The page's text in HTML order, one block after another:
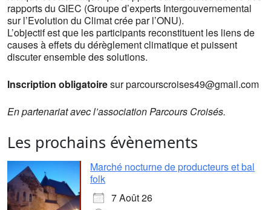
rapports du GIEC (Groupe d’experts Intergouvernemental
sur l’Evolution du Climat crée par l’ONU).
L’objectif est que les participants reconstituent les liens de
causes à effets du dérèglement climatique et puissent
discuter ensemble des solutions.
Inscription obligatoiresur parcourscroises49@gmail.com
En partenariat avec l’association Parcours Croisés.
Les prochains évènements
Marché nocturne de producteurs et bal
folk
7 Août 26